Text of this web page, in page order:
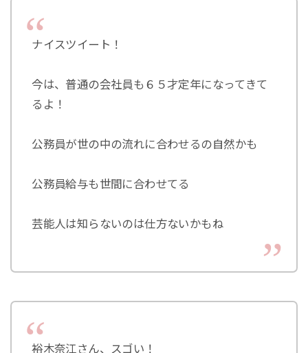
ナイスツイート！
今は、普通の会社員も６５才定年になってきて
るよ！
公務員が世の中の流れに合わせるの自然かも
公務員給与も世間に合わせてる
芸能人は知らないのは仕方ないかもね
裕木奈江さん、スゴい！